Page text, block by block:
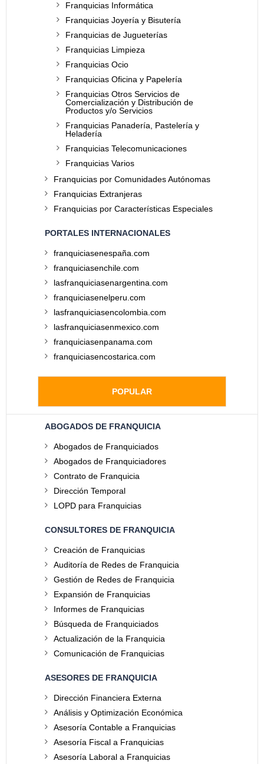
Franquicias Informática
Franquicias Joyería y Bisutería
Franquicias de Jugueterías
Franquicias Limpieza
Franquicias Ocio
Franquicias Oficina y Papelería
Franquicias Otros Servicios de
Comercialización y Distribución de
Productos y/o Servicios
Franquicias Panadería, Pastelería y
Heladería
Franquicias Telecomunicaciones
Franquicias Varios
Franquicias por Comunidades Autónomas
Franquicias Extranjeras
Franquicias por Características Especiales
PORTALES INTERNACIONALES
franquiciasenespaña.com
franquiciasenchile.com
lasfranquiciasenargentina.com
franquiciasenelperu.com
lasfranquiciasencolombia.com
lasfranquiciasenmexico.com
franquiciasenpanama.com
franquiciasencostarica.com
POPULAR
ABOGADOS DE FRANQUICIA
Abogados de Franquiciados
Abogados de Franquiciadores
Contrato de Franquicia
Dirección Temporal
LOPD para Franquicias
CONSULTORES DE FRANQUICIA
Creación de Franquicias
Auditoría de Redes de Franquicia
Gestión de Redes de Franquicia
Expansión de Franquicias
Informes de Franquicias
Búsqueda de Franquiciados
Actualización de la Franquicia
Comunicación de Franquicias
ASESORES DE FRANQUICIA
Dirección Financiera Externa
Análisis y Optimización Económica
Asesoría Contable a Franquicias
Asesoría Fiscal a Franquicias
Asesoría Laboral a Franquicias